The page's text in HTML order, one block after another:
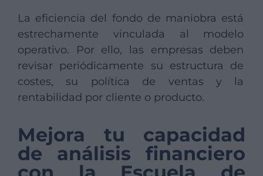
La eficiencia del fondo de maniobra está
estrechamente vinculada al modelo
operativo. Por ello, las empresas deben
revisar periódicamente su estructura de
costes, su política de ventas y la
rentabilidad por cliente o producto.
Mejora tu capacidad
de análisis financiero